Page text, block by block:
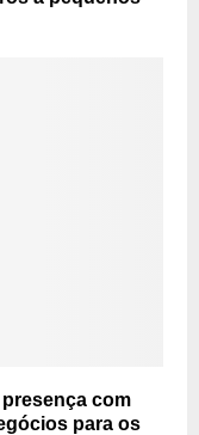
com
para os